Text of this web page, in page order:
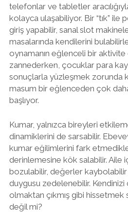
telefonlar ve tabletler
kolayca ulaşabiliyor. Bir “tık” ile
giriş yapabilir, sanal slot
masalarında kendilerini
oynamanın eğlenceli bir
zannederken, çocuklar para
sonuçlarla yüzleşmek zorunda
masum bir eğlenceden çok
başlıyor.
Kumar, yalnızca bireyleri
dinamiklerini de sarsabilir.
kumar eğilimlerini fark
derinlemesine kök salabilir. Aile
bozulabilir, değerler
duygusu zedelenebilir. Kendinizi
olmaktan çıkmış gibi
değil mi?